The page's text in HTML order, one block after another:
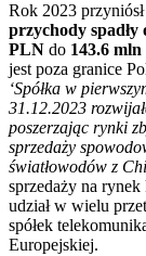
Rok 2023
przychody
PLN do 143.6
jest poza granice
‘Spółka w
31.12.2023
poszerzając rynki
sprzedaży
światłowodów z
sprzedaży na
udział w wielu
spółek
Europejskiej.